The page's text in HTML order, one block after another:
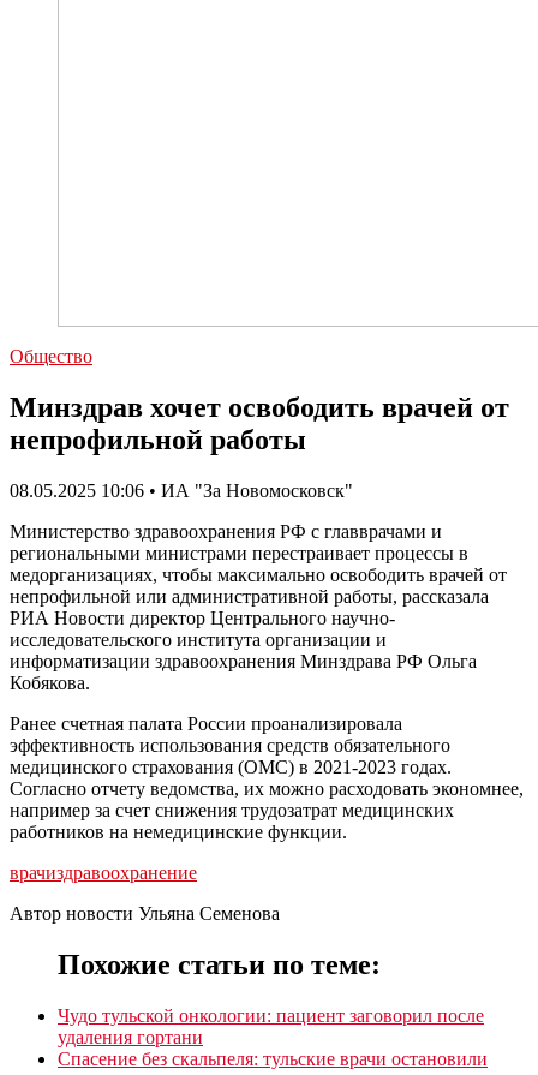
Общество
Минздрав хочет освободить врачей от
непрофильной работы
08.05.2025 10:06 • ИА "За Новомосковск"
Министерство здравоохранения РФ с главврачами и
региональными министрами перестраивает процессы в
медорганизациях, чтобы максимально освободить врачей от
непрофильной или административной работы, рассказала
РИА Новости директор Центрального научно-
исследовательского института организации и
информатизации здравоохранения Минздрава РФ Ольга
Кобякова.
Ранее счетная палата России проанализировала
эффективность использования средств обязательного
медицинского страхования (ОМС) в 2021-2023 годах.
Согласно отчету ведомства, их можно расходовать экономнее,
например за счет снижения трудозатрат медицинских
работников на немедицинские функции.
врачиздравоохранение
Автор новости Ульяна Семенова
Похожие статьи по теме:
Чудо тульской онкологии: пациент заговорил после
удаления гортани
Спасение без скальпеля: тульские врачи остановили